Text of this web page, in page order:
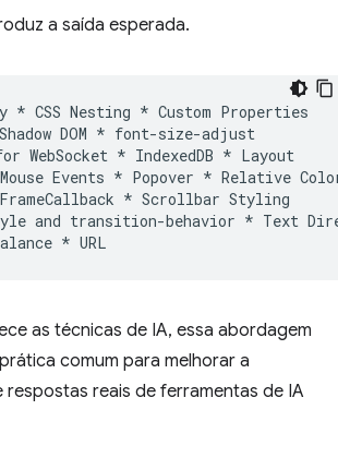
a saída esperada.
CSS Nesting * Custom Properties
DOM * font-size-adjust
WebSocket * IndexedDB * Layout
Events * Popover * Relative
* Scrollbar Styling
and transition-behavior * Text
as técnicas de IA, essa abordagem
comum para melhorar a
reais de ferramentas de IA